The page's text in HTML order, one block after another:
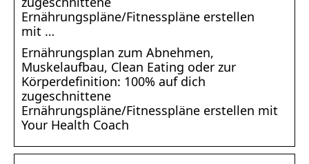
Ernährungspläne/Fitnesspläne erstellen
mit …
Ernährungsplan zum Abnehmen,
Muskelaufbau, Clean Eating oder zur
Körperdefinition: 100% auf dich
zugeschnittene
Ernährungspläne/Fitnesspläne erstellen mit
Your Health Coach